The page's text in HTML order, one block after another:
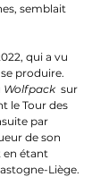
semblait
qui a vu
produire.
Wolfpack
  sur
le Tour des
par
de son
en étant
Liège.